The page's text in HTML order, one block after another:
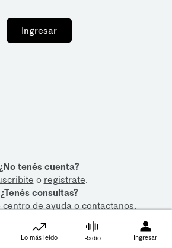
Ingresar
¿No tenés cuenta?
o registrate.
¿Tenés consultas?
centro de ayudaocontactanos.
Lo más leído Radio Ingresar